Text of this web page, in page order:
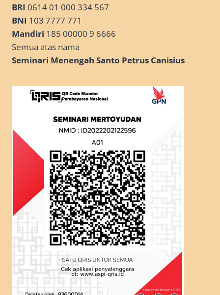
BRI 0614 01 000 334 567
BNI 103 7777 771
Mandiri 185 00000 9 6666
Semua atas nama
Seminari Menengah Santo Petrus Canisius